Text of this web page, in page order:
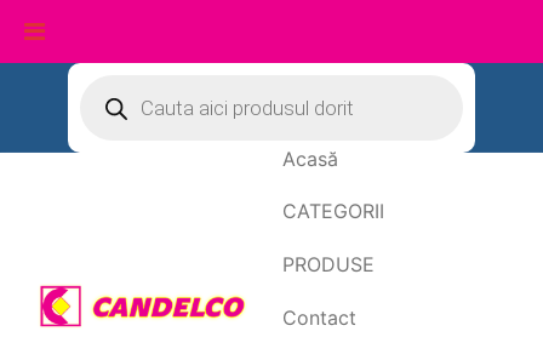
conținut
search
Acasă
CATEGORII
PRODUSE
Contact